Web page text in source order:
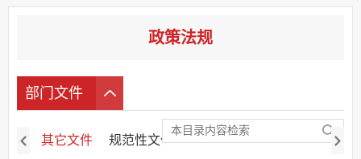
政策法规
部门文件
其它文件 规范性文件立改废